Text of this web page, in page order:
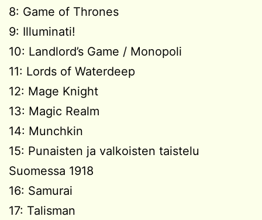
8: Game of Thrones
9: Illuminati!
10: Landlord’s Game / Monopoli
11: Lords of Waterdeep
12: Mage Knight
13: Magic Realm
14: Munchkin
15: Punaisten ja valkoisten taistelu
Suomessa 1918
16: Samurai
17: Talisman